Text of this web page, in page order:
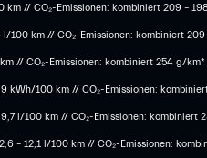
// CO₂-Emissionen: kombiniert 209 –
100 km // CO₂-Emissionen: kombiniert
// CO₂-Emissionen: kombiniert 254 g/
kWh/100 km // CO₂-Emissionen:
l/100 km // CO₂-Emissionen: kombiniert
– 12,1 l/100 km // CO₂-Emissionen: